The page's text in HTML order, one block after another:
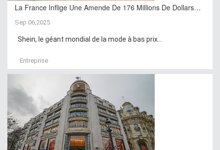
La France Inflige Une Amende De 176 Millions De Dollars…
Sep 06,2025
Shein, le géant mondial de la mode à bas prix...
Entreprise